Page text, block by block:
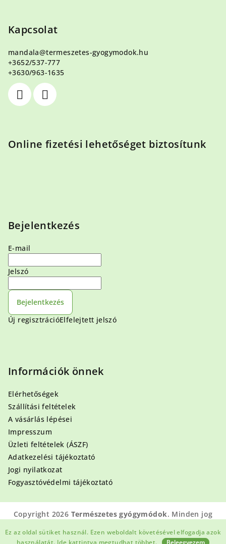
Ez az oldal sütiket használ. Ezen weboldalt követésével elfogadja azok
használatát. Ide kattintva megtudhat többet. Beleegyezem
Kapcsolat
mandala@termeszetes-gyogymodok.hu
+3652/537-777
+3630/963-1635
Online fizetési lehetőséget biztosítunk
Bejelentkezés
E-mail
Jelszó
Bejelentkezés
Új regisztrációElfelejtett jelszó
Információk önnek
Elérhetőségek
Szállítási feltételek
A vásárlás lépései
Impresszum
Üzleti feltételek (ÁSZF)
Adatkezelési tájékoztató
Jogi nyilatkozat
Fogyasztóvédelmi tájékoztató
Copyright 2026 Természetes gyógymódok. Minden jog
fenntartva.